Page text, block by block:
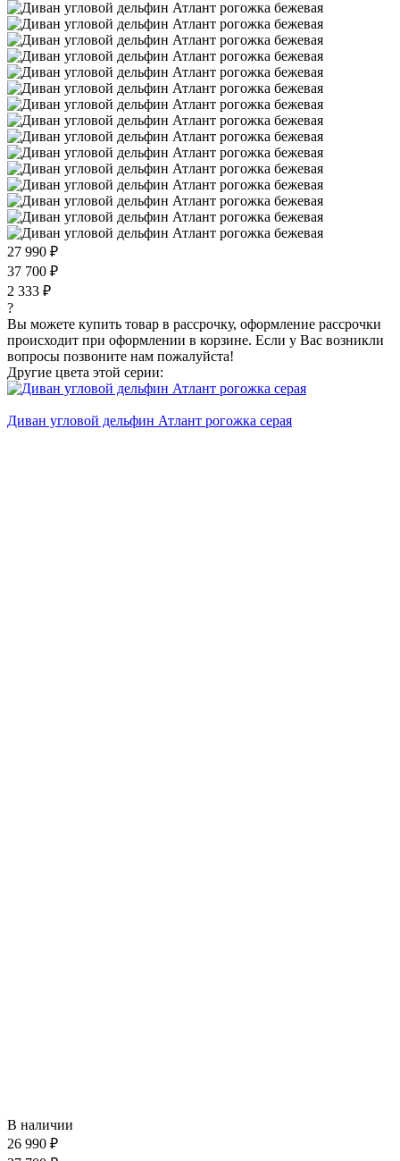
27 990 ₽
37 700 ₽
2 333 ₽
?
Вы можете купить товар в рассрочку, оформление рассрочки
происходит при оформлении в корзине. Если у Вас возникли
вопросы позвоните нам пожалуйста!
Другие цвета этой серии:
Диван угловой дельфин Атлант рогожка серая
В наличии
26 990 ₽